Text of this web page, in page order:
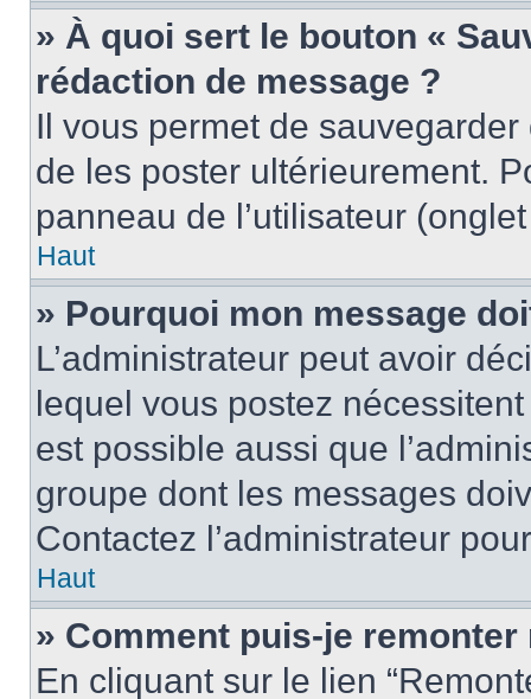
» À quoi sert le bouton «
rédaction de message ?
Il vous permet de
de les poster ultérieurement.
panneau de l’utilisateur
Haut
» Pourquoi mon message
L’administrateur peut avoir
lequel vous postez
est possible aussi que
groupe dont les messages
Contactez l’administrateur
Haut
» Comment puis-je
En cliquant sur le lien